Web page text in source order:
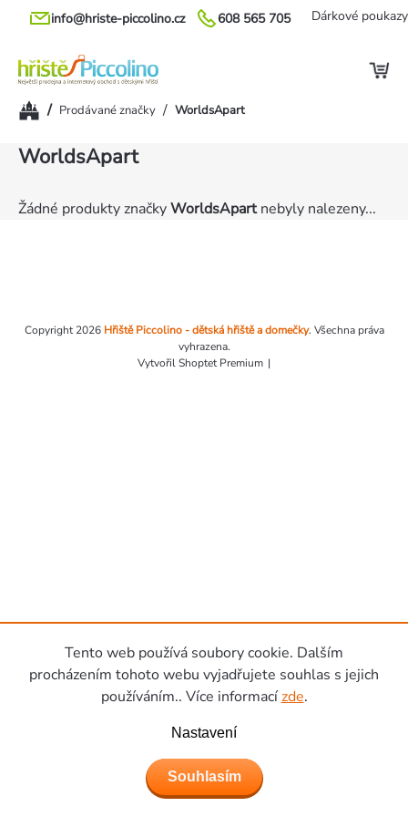
Tento web používá soubory cookie. Dalším
procházením tohoto webu vyjadřujete souhlas s jejich
používáním.. Více informacízde.
Nastavení
Souhlasím
Přejít
608 565 705
info@hriste-piccolino.cz Dárkové poukazy
Domů/ Prodávané značky / WorldsApart
WorldsApart
Žádné produkty značkyWorldsApartnebyly nalezeny...
Vytvořil Shoptet Premium
Copyright 2026 Hřiště Piccolino - dětská hřiště a domečky. Všechna práva
vyhrazena.